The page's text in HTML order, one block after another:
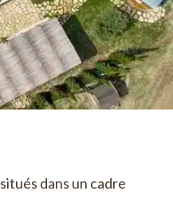
dans un cadre